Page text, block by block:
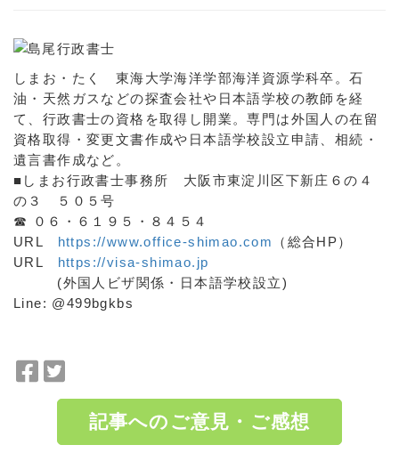
しまお・たく 東海大学海洋学部海洋資源学科卒。石
油・天然ガスなどの探査会社や日本語学校の教師を経
て、行政書士の資格を取得し開業。専門は外国人の在留
資格取得・変更文書作成や日本語学校設立申請、相続・
遺言書作成など。
■しまお行政書士事務所 大阪市東淀川区下新庄６の４
の３ ５０５号
☎ ０６・６１９５・８４５４
URL https://www.office-shimao.com
（総合HP）
URL https://visa-shimao.jp
(外国人ビザ関係・日本語学校設立)
Line: @499bgkbs
t
記事へのご意見・ご感想